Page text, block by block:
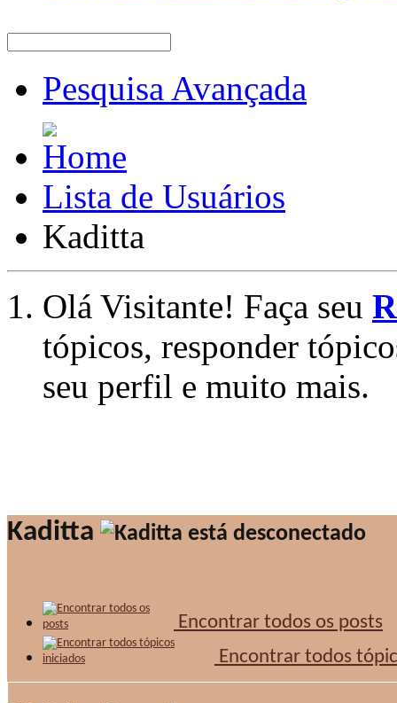
Pesquisa Avançada
Lista de Usuários
Kaditta
Olá Visitante! Faça seu
tópicos, responder
seu perfil e muito mais.
Kaditta
Encontrar todos os posts
Encontrar todos